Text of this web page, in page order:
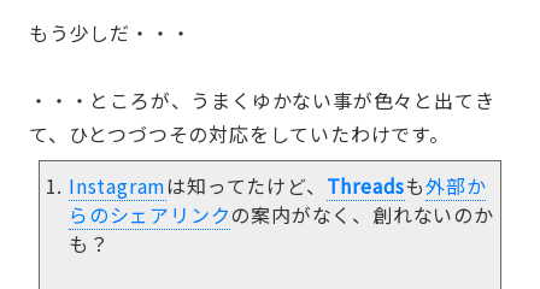
もう少しだ・・・
・・・ところが、うまくゆかない事が色々と出てき
て、ひとつづつその対応をしていたわけです。
Instagramは知ってたけど、 Threadsも外部か
らのシェアリンクの案内がなく、創れないのか
も？